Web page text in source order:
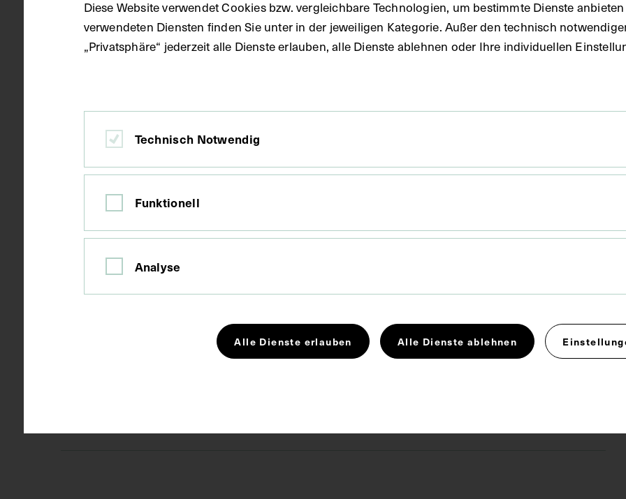
Dortmund
Material Papier
Technik Druck
Maße Bildmaß 10,4 x 14,7 cm
Arzt Kirchenbau Sozialmedizin Stadt
Diese Website verwendet Cookies bzw. vergleichbare Technologien, um bestimmte Dienste
verwendeten Diensten finden Sie unter in der jeweiligen Kategorie. Außer den technisch
„Privatsphäre“ jederzeit alle Dienste erlauben, alle Dienste ablehnen oder Ihre individuellen
Technisch Notwendig
Funktionell
Analyse
Alle Dienste erlauben Alle Dienste ablehnen